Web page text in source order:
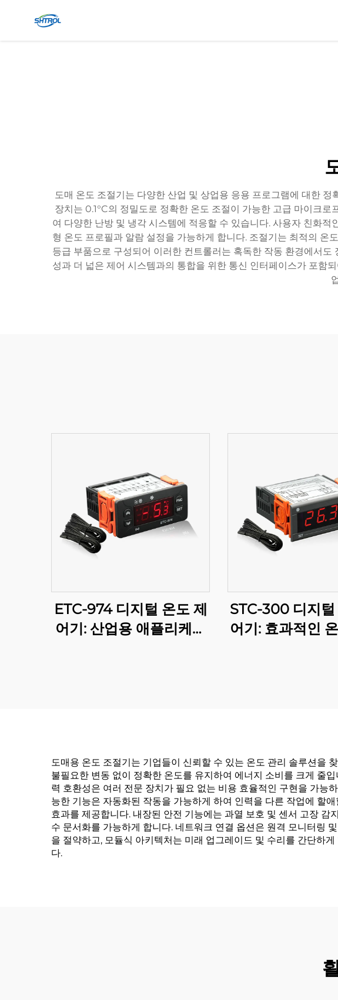
도매 온도 조절기는 다양한 산업 및 상업용 응용 프로그램에 대한
장치는 0.1°C의 정밀도로 정확한 온도 조절이 가능한 고급 마이크
여 다양한 난방 및 냉각 시스템에 적응할 수 있습니다. 사용자 친화
형 온도 프로필과 알람 설정을 가능하게 합니다. 조절기는 최적의
등급 부품으로 구성되어 이러한 컨트롤러는 혹독한 작동 환경에서
성과 더 넓은 제어 시스템과의 통합을 위한 통신 인터페이스가 포함
ETC-974 디지털 온도 제
어기: 산업용 애플리케이
STC-300 디지털
어기: 효과적인
도매용 온도 조절기는 기업들이 신뢰할 수 있는 온도 관리 솔루션을
불필요한 변동 없이 정확한 온도를 유지하여 에너지 소비를 크게 줄
력 호환성은 여러 전문 장치가 필요 없는 비용 효율적인 구현을 가능
능한 기능은 자동화된 작동을 가능하게 하여 인력을 다른 작업에 할
효과를 제공합니다. 내장된 안전 기능에는 과열 보호 및 센서 고장
수 문서화를 가능하게 합니다. 네트워크 연결 옵션은 원격 모니터링
을 절약하고, 모듈식 아키텍처는 미래 업그레이드 및 수리를 간단하
다.